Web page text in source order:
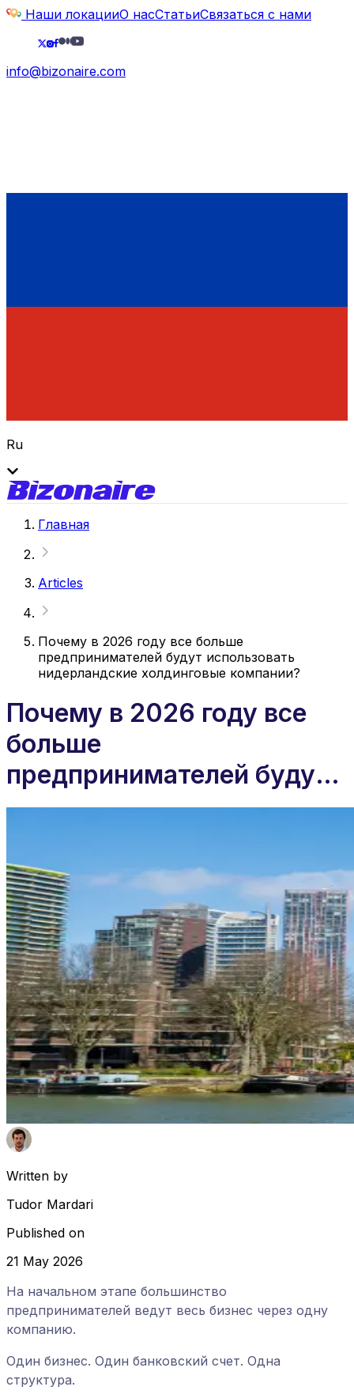
Наши локацииО насСтатьиСвязаться с нами
info@bizonaire.com
Ru
Главная
Articles
Почему в 2026 году все больше
предпринимателей будут использовать
нидерландские холдинговые компании?
Почему в 2026 году все
больше
предпринимателей будут
использовать
холдинговые компании?
Written by
Tudor Mardari
Published on
21 May 2026
На начальном этапе большинство
предпринимателей ведут весь бизнес через одну
компанию.
Один бизнес. Один банковский счет. Одна
структура.